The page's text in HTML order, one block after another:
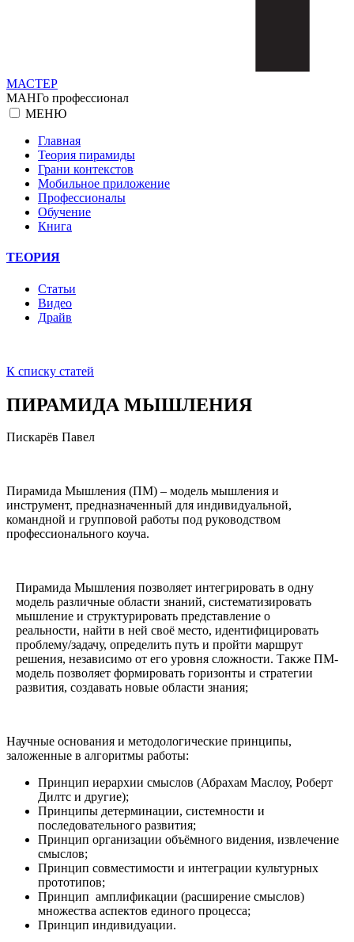
МАСТЕР
МАНГо профессионал
МЕНЮ
Главная
Теория пирамиды
Грани контекстов
Мобильное приложение
Профессионалы
Обучение
Книга
ТЕОРИЯ
Статьи
Видео
Драйв
К списку статей
ПИРАМИДА МЫШЛЕНИЯ
Пискарёв Павел
Пирамида Мышления (ПМ) – модель мышления и
инструмент, предназначенный для индивидуальной,
командной и групповой работы под руководством
профессионального коуча.
Пирамида Мышления позволяет интегрировать в одну
модель различные области знаний, систематизировать
мышление и структурировать представление о
реальности, найти в ней своё место, идентифицировать
проблему/задачу, определить путь и пройти маршрут
решения, независимо от его уровня сложности. Также ПМ-
модель позволяет формировать горизонты и стратегии
развития, создавать новые области знания;
Научные основания и методологические принципы,
заложенные в алгоритмы работы:
Принцип иерархии смыслов (Абрахам Маслоу, Роберт
Дилтс и другие);
Принципы детерминации, системности и
последовательного развития;
Принцип организации объёмного видения, извлечение
смыслов;
Принцип совместимости и интеграции культурных
прототипов;
Принцип амплификации (расширение смыслов)
множества аспектов единого процесса;
Принцип индивидуации.